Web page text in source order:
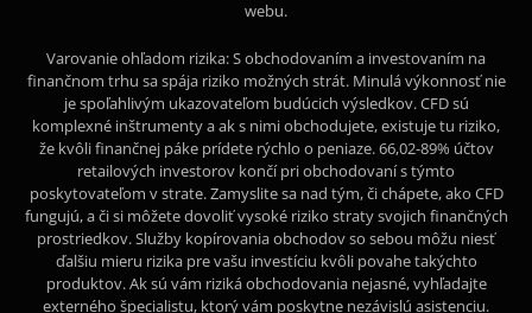
webu.
Varovanie ohľadom rizika: S obchodovaním a investovaním na
finančnom trhu sa spája riziko možných strát. Minulá výkonnosť nie
je spoľahlivým ukazovateľom budúcich výsledkov. CFD sú
komplexné inštrumenty a ak s nimi obchodujete, existuje tu riziko,
že kvôli finančnej páke prídete rýchlo o peniaze. 66,02-89% účtov
retailových investorov končí pri obchodovaní s týmto
poskytovateľom v strate. Zamyslite sa nad tým, či chápete, ako CFD
fungujú, a či si môžete dovoliť vysoké riziko straty svojich finančných
prostriedkov. Služby kopírovania obchodov so sebou môžu niesť
ďalšiu mieru rizika pre vašu investíciu kvôli povahe takýchto
produktov. Ak sú vám riziká obchodovania nejasné, vyhľadajte
externého špecialistu, ktorý vám poskytne nezávislú asistenciu.